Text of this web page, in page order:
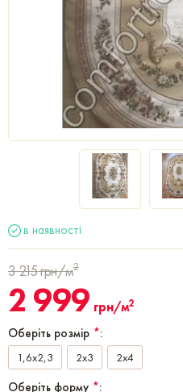
в наявності
3 215грн/м2
2 999 грн/м2
Оберіть розмір *:
1,6x2,3 2x3 2x4
Оберіть форму *: